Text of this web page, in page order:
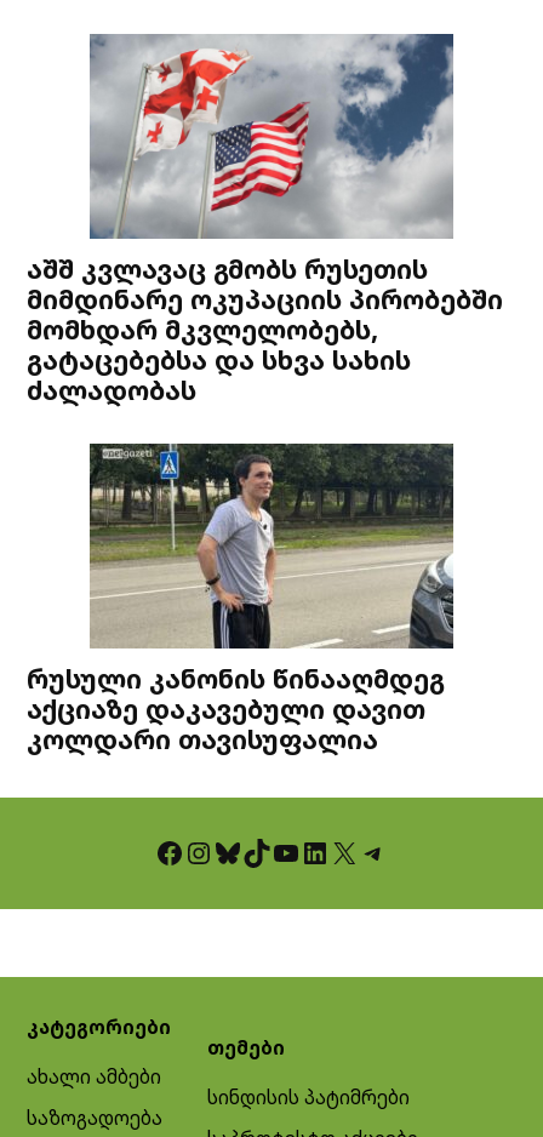
აშშ კვლავაც გმობს რუსეთის
მიმდინარე ოკუპაციის პირობებში
მომხდარ მკვლელობებს,
გატაცებებსა და სხვა სახის
ძალადობას
რუსული კანონის წინააღმდეგ
აქციაზე დაკავებული დავით
კოლდარი თავისუფალია
Facebook InstagramBluesky TikTok YouTube LinkedIn X Telegram
კატეგორიები
ახალი ამბები
საზოგადოება
თემები
სინდისის პატიმრები